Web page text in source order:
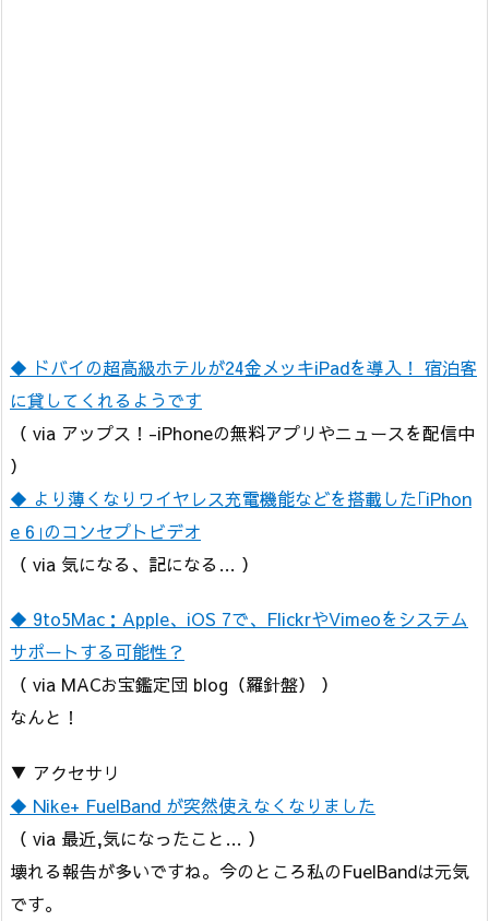
◆ ドバイの超高級ホテルが24金メッキiPadを導入！ 宿泊客
に貸してくれるようです
（ via アップス！-iPhoneの無料アプリやニュースを配信中
）
◆ より薄くなりワイヤレス充電機能などを搭載した｢iPhon
e 6｣のコンセプトビデオ
（ via 気になる、記になる… ）
◆ 9to5Mac：Apple、iOS 7で、FlickrやVimeoをシステム
サポートする可能性？
（ via MACお宝鑑定団 blog（羅針盤） ）
なんと！
▼ アクセサリ
◆ Nike+ FuelBand が突然使えなくなりました
（ via 最近,気になったこと… ）
壊れる報告が多いですね。今のところ私のFuelBandは元気
です。